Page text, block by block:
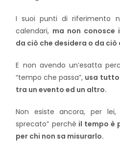
I suoi punti di riferimento
calendari, ma non conosce
da ciò che desidera o da ciò
E non avendo un’esatta
“tempo che passa”, usa tutto
tra un evento ed un altro.
Non esiste ancora, per
sprecato” perchè il tempo è
per chi non sa misurarlo.